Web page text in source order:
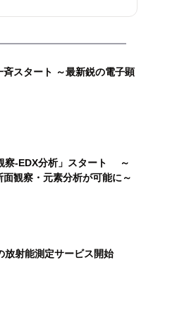
スタート ～最新鋭の電子顕
察-EDX分析」スタート ～
観察・元素分析が可能に～
放射能測定サービス開始